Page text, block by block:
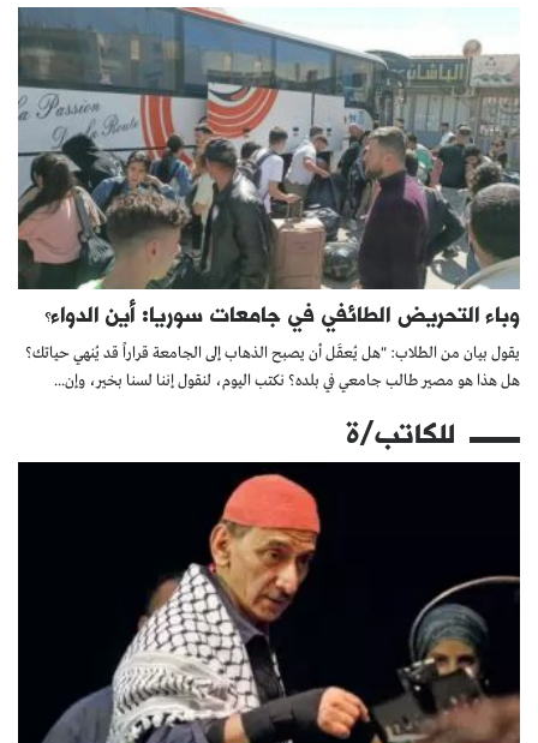
وباء التحريض الطائفي في جامعات سوريا: أين الدواء؟
يقول بيان من الطلاب: "هل يُعقَل أن يصبح الذهاب إلى الجامعة قراراً قد يُنهي حياتك؟
هل هذا هو مصير طالب جامعي في بلده؟ نكتب اليوم، لنقول إننا لسنا بخير، وإن...
للكاتب/ة